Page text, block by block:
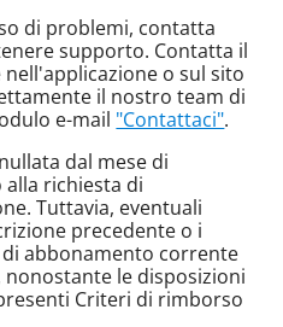
di problemi, contatta
supporto. Contatta il
o sul sito
il nostro team di
e-mail "Contattaci".
dal mese di
richiesta di
Tuttavia, eventuali
precedente o i
abbonamento corrente
le disposizioni
Criteri di rimborso